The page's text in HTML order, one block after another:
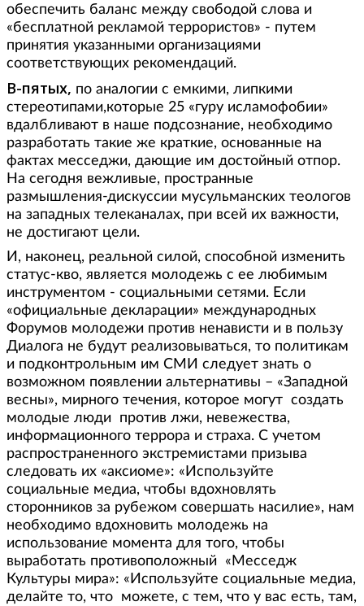
обеспечить баланс между свободой слова и
«бесплатной рекламой террористов» - путем
принятия указанными организациями
соответствующих рекомендаций.
В-пятых, по аналогии с емкими, липкими
стереотипами,которые 25 «гуру исламофобии»
вдалбливают в наше подсознание, необходимо
разработать такие же краткие, основанные на
фактах месседжи, дающие им достойный отпор.
На сегодня вежливые, пространные
размышления-дискуссии мусульманских теологов
на западных телеканалах, при всей их важности,
не достигают цели.
И, наконец, реальной силой, способной изменить
статус-кво, является молодежь с ее любимым
инструментом - социальными сетями. Если
«официальные декларации» международных
Форумов молодежи против ненависти и в пользу
Диалога не будут реализовываться, то политикам
и подконтрольным им СМИ следует знать о
возможном появлении альтернативы – «Западной
весны», мирного течения, которое могут создать
молодые люди против лжи, невежества,
информационного террора и страха. С учетом
распространенного экстремистами призыва
следовать их «аксиоме»: «Используйте
социальные медиа, чтобы вдохновлять
сторонников за рубежом совершать насилие», нам
необходимо вдохновить молодежь на
использование момента для того, чтобы
выработать противоположный «Месседж
Культуры мира»: «Используйте социальные медиа,
делайте то, что можете, с тем, что у вас есть, там,